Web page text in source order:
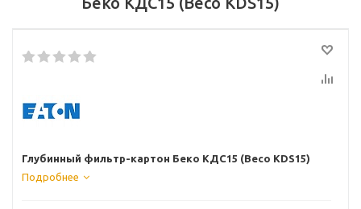
Глубинный фильтр-картон Беко КДC15 (Beco KDS15)
Подробнее